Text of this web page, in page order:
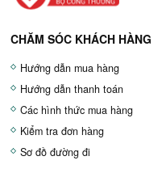
CHĂM SÓC KHÁCH HÀNG
Hướng dẫn mua hàng
Hướng dẫn thanh toán
Các hình thức mua hàng
Kiểm tra đơn hàng
Sơ đồ đường đi